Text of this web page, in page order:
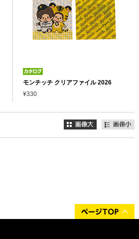
モンチッチ クリアファイル 2026
¥330